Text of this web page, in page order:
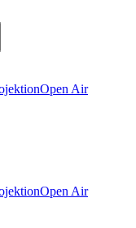
Open Air
Open Air